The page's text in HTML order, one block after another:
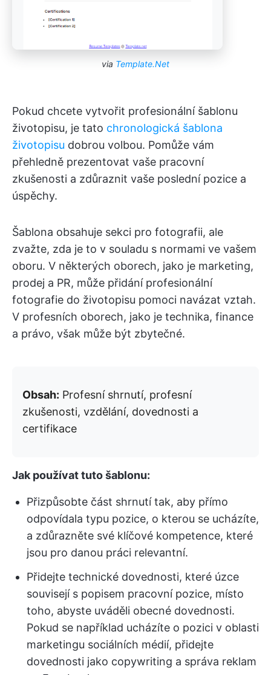
via Template.Net
Pokud chcete vytvořit profesionální šablonu
životopisu, je tato chronologická šablona
životopisu dobrou volbou. Pomůže vám
přehledně prezentovat vaše pracovní
zkušenosti a zdůraznit vaše poslední pozice a
úspěchy.
Šablona obsahuje sekci pro fotografii, ale
zvažte, zda je to v souladu s normami ve vašem
oboru. V některých oborech, jako je marketing,
prodej a PR, může přidání profesionální
fotografie do životopisu pomoci navázat vztah.
V profesních oborech, jako je technika, finance
a právo, však může být zbytečné.
Obsah: Profesní shrnutí, profesní
zkušenosti, vzdělání, dovednosti a
certifikace
Jak používat tuto šablonu:
Přizpůsobte část shrnutí tak, aby přímo
odpovídala typu pozice, o kterou se ucházíte,
a zdůrazněte své klíčové kompetence, které
jsou pro danou práci relevantní.
Přidejte technické dovednosti, které úzce
souvisejí s popisem pracovní pozice, místo
toho, abyste uváděli obecné dovednosti.
Pokud se například ucházíte o pozici v oblasti
marketingu sociálních médií, přidejte
dovednosti jako copywriting a správa reklam